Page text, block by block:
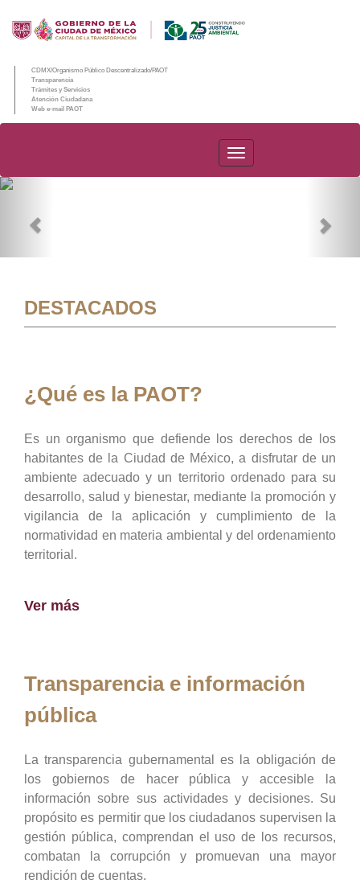
CDMX/Organismo Público Descentralizado/PAOT
Transparencia
Trámites y Servicios
Atención Ciudadana
Web e-mail PAOT
PAOT
DESTACADOS
¿Qué es la PAOT?
Es un organismo que defiende los derechos de los
habitantes de la Ciudad de México, a disfrutar de un
ambiente adecuado y un territorio ordenado para su
desarrollo, salud y bienestar, mediante la promoción y
vigilancia de la aplicación y cumplimiento de la
normatividad en materia ambiental y del ordenamiento
territorial.
Ver más
Transparencia e información
pública
La transparencia gubernamental es la obligación de
los gobiernos de hacer pública y accesible la
información sobre sus actividades y decisiones. Su
propósito es permitir que los ciudadanos supervisen la
gestión pública, comprendan el uso de los recursos,
combatan la corrupción y promuevan una mayor
rendición de cuentas.